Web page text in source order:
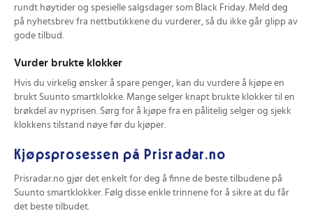
rundt høytider og spesielle salgsdager som Black Friday. Meld deg
på nyhetsbrev fra nettbutikkene du vurderer, så du ikke går glipp av
gode tilbud.
Vurder brukte klokker
Hvis du virkelig ønsker å spare penger, kan du vurdere å kjøpe en
brukt Suunto smartklokke. Mange selger knapt brukte klokker til en
brøkdel av nyprisen. Sørg for å kjøpe fra en pålitelig selger og sjekk
klokkens tilstand nøye før du kjøper.
Kjøpsprosessen på Prisradar.no
Prisradar.no gjør det enkelt for deg å finne de beste tilbudene på
Suunto smartklokker. Følg disse enkle trinnene for å sikre at du får
det beste tilbudet.